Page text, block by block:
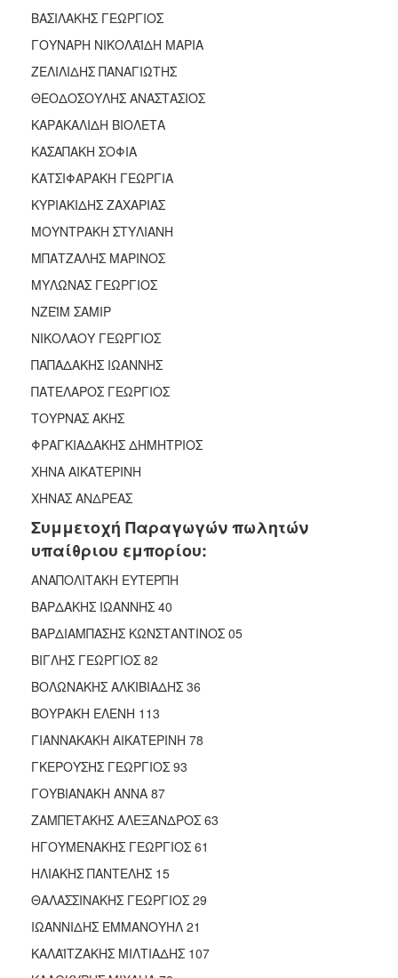
ΒΑΣΙΛΑΚΗΣ ΓΕΩΡΓΙΟΣ
ΓΟΥΝΑΡΗ ΝΙΚΟΛΑΪΔΗ ΜΑΡΙΑ
ΖΕΛΙΛΙΔΗΣ ΠΑΝΑΓΙΩΤΗΣ
ΘΕΟΔΟΣΟΥΛΗΣ ΑΝΑΣΤΑΣΙΟΣ
ΚΑΡΑΚΑΛΙΔΗ ΒΙΟΛΕΤΑ
ΚΑΣΑΠΑΚΗ ΣΟΦΙΑ
ΚΑΤΣΙΦΑΡΑΚΗ ΓΕΩΡΓΙΑ
ΚΥΡΙΑΚΙΔΗΣ ΖΑΧΑΡΙΑΣ
ΜΟΥΝΤΡΑΚΗ ΣΤΥΛΙΑΝΗ
ΜΠΑΤΖΑΛΗΣ ΜΑΡΙΝΟΣ
ΜΥΛΩΝΑΣ ΓΕΩΡΓΙΟΣ
ΝΖΕΪΜ ΣΑΜΙΡ
ΝΙΚΟΛΑΟΥ ΓΕΩΡΓΙΟΣ
ΠΑΠΑΔΑΚΗΣ ΙΩΑΝΝΗΣ
ΠΑΤΕΛΑΡΟΣ ΓΕΩΡΓΙΟΣ
ΤΟΥΡΝΑΣ ΑΚΗΣ
ΦΡΑΓΚΙΑΔΑΚΗΣ ΔΗΜΗΤΡΙΟΣ
ΧΗΝΑ ΑΙΚΑΤΕΡΙΝΗ
ΧΗΝΑΣ ΑΝΔΡΕΑΣ
Συμμετοχή Παραγωγών πωλητών
υπαίθριου εμπορίου:
ΑΝΑΠΟΛΙΤΑΚΗ ΕΥΤΕΡΠΗ
ΒΑΡΔΑΚΗΣ ΙΩΑΝΝΗΣ 40
ΒΑΡΔΙΑΜΠΑΣΗΣ ΚΩΝΣΤΑΝΤΙΝΟΣ 05
ΒΙΓΛΗΣ ΓΕΩΡΓΙΟΣ 82
ΒΟΛΩΝΑΚΗΣ ΑΛΚΙΒΙΑΔΗΣ 36
ΒΟΥΡΑΚΗ ΕΛΕΝΗ 113
ΓΙΑΝΝΑΚΑΚΗ ΑΙΚΑΤΕΡΙΝΗ 78
ΓΚΕΡΟΥΣΗΣ ΓΕΩΡΓΙΟΣ 93
ΓΟΥΒΙΑΝΑΚΗ ΑΝΝΑ 87
ΖΑΜΠΕΤΑΚΗΣ ΑΛΕΞΑΝΔΡΟΣ 63
ΗΓΟΥΜΕΝΑΚΗΣ ΓΕΩΡΓΙΟΣ 61
ΗΛΙΑΚΗΣ ΠΑΝΤΕΛΗΣ 15
ΘΑΛΑΣΣΙΝΑΚΗΣ ΓΕΩΡΓΙΟΣ 29
ΙΩΑΝΝΙΔΗΣ ΕΜΜΑΝΟΥΗΛ 21
ΚΑΛΑΪΤΖΑΚΗΣ ΜΙΛΤΙΑΔΗΣ 107